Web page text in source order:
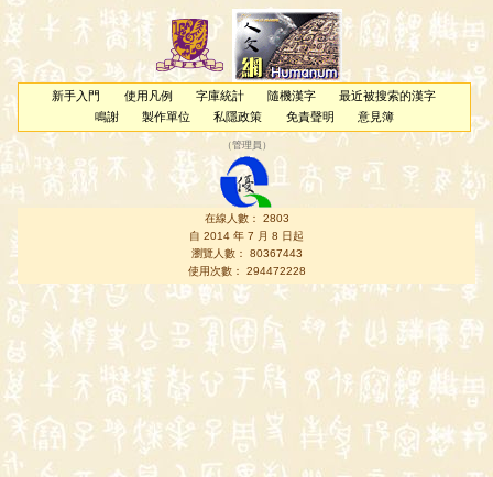
新手入門 使用凡例 字庫統計 隨機漢字
最近被搜索的漢字
鳴謝
製作單位 私隱政策 免責聲明 意見簿
（管理員 ）
在線人數： 2803
自 2014 年 7 月 8 日起
瀏覽人數： 80367443
使用次數： 294472228